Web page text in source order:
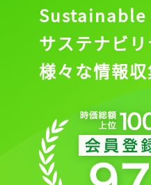
Sustainable
サステナビ
様々な情報